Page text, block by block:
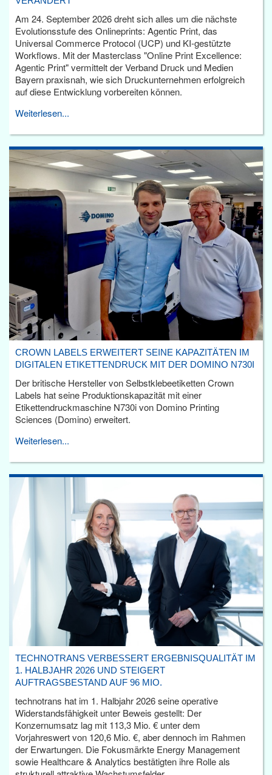
Am 24. September 2026 dreht sich alles um die nächste
Evolutionsstufe des Onlineprints: Agentic Print, das
Universal Commerce Protocol (UCP) und KI-gestützte
Workflows. Mit der Masterclass "Online Print Excellence:
Agentic Print" vermittelt der Verband Druck und Medien
Bayern praxisnah, wie sich Druckunternehmen erfolgreich
auf diese Entwicklung vorbereiten können.
Weiterlesen...
CROWN LABELS ERWEITERT SEINE KAPAZITÄTEN IM
DIGITALEN ETIKETTENDRUCK MIT DER DOMINO N730I
Der britische Hersteller von Selbstklebeetiketten Crown
Labels hat seine Produktionskapazität mit einer
Etikettendruckmaschine N730i von Domino Printing
Sciences (Domino) erweitert.
Weiterlesen...
TECHNOTRANS VERBESSERT ERGEBNISQUALITÄT IM
1. HALBJAHR 2026 UND STEIGERT
AUFTRAGSBESTAND AUF 96 MIO.
technotrans hat im 1. Halbjahr 2026 seine operative
Widerstandsfähigkeit unter Beweis gestellt: Der
Konzernumsatz lag mit 113,3 Mio. € unter dem
Vorjahreswert von 120,6 Mio. €, aber dennoch im Rahmen
der Erwartungen. Die Fokusmärkte Energy Management
sowie Healthcare & Analytics bestätigten ihre Rolle als